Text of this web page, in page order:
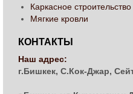
Каркасное строительство
Мягкие кровли
КОНТАКТЫ
Наш адрес:
г.Бишкек, С.Кок-Джар,